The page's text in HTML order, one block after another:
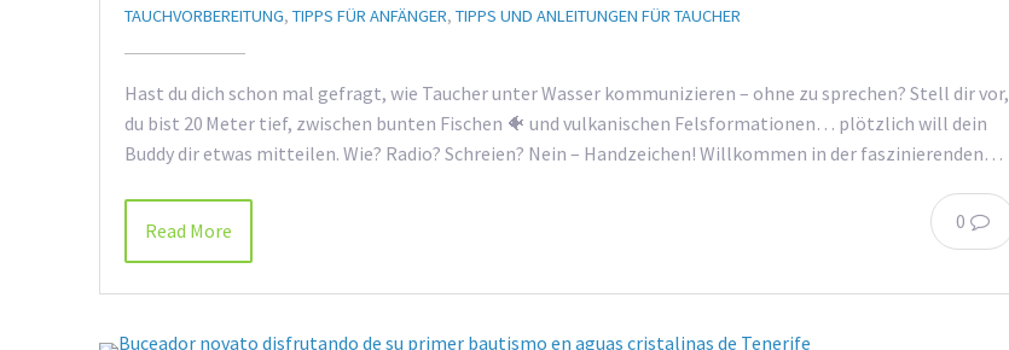
TAUCHVORBEREITUNG, TIPPS FÜR ANFÄNGER, TIPPS UND ANLEITUNGEN FÜR TAUCHER
Hast du dich schon mal gefragt, wie Taucher unter Wasser kommunizieren – ohne zu sprechen? Stell dir vor,
du bist 20 Meter tief, zwischen bunten Fischen 🐠 und vulkanischen Felsformationen… plötzlich will dein
Buddy dir etwas mitteilen. Wie? Radio? Schreien? Nein – Handzeichen! Willkommen in der faszinierenden…
0
Read More